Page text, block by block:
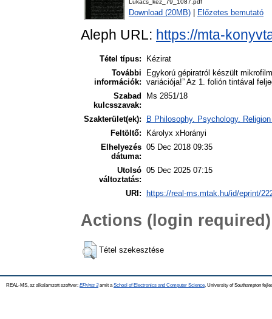
Lukacs_kez_79_1087.pdf
Download (20MB) Előzetes bemutató
Aleph URL: https://mta-
Tétel típus:
Kézirat
További
információk:
Egykorú gépiratról készült
variációja!” Az 1. folión tintával
Szabad
kulcsszavak:
Ms 2851/18
Szakterület(ek):
B Philosophy. Psychology.
Feltöltő:
Károlyx xHorányi
Elhelyezés
dátuma:
05 Dec 2018 09:35
Utolsó
változtatás:
05 Dec 2025 07:15
URI: https://real-ms.mtak.hu/id/eprint/
Actions (login required)
Tétel szekesztése
REAL-MS, az alkalamzott szoftver: EPrints 3amit a School of Electronics and Computer Science , University of Southampton